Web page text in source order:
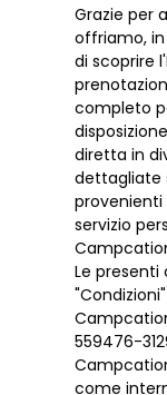
Grazie per
offriamo,
di scoprire
completo
diretta in
dettagliate
servizio
Le presenti
559476-
come